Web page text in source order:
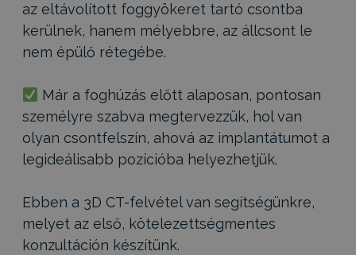
az eltávolított foggyökeret tartó csontba
kerülnek, hanem mélyebbre, az állcsont le
nem épülő rétegébe.
Már a foghúzás előtt alaposan, pontosan
személyre szabva megtervezzük, hol van
olyan csontfelszín, ahová az implantátumot a
legideálisabb pozícióba helyezhetjük.
Ebben a 3D CT-felvétel van segítségünkre,
melyet az első, kötelezettségmentes
konzultáción készítünk.